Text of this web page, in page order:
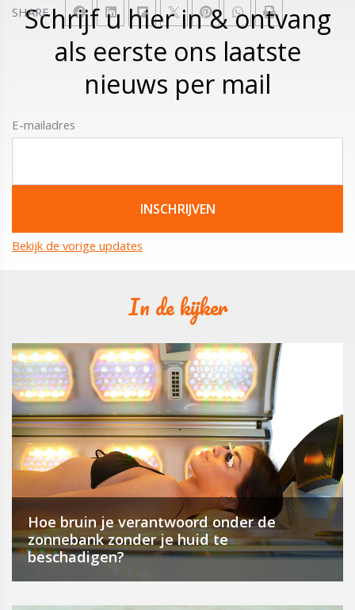
SHARE
Schrijf u hier in & ontvang
als eerste ons laatste
nieuws per mail
E-mailadres
Bekijk de vorige updates
In de kijker
Hoe bruin je verantwoord onder de
zonnebank zonder je huid te
beschadigen?